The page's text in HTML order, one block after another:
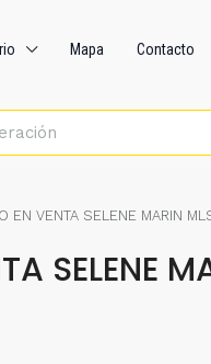
Mapa Contacto
EN VENTA SELENE MARIN
SELENE